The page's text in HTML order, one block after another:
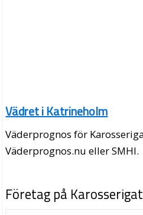
Vädret i Katrineholm
Väderprognos för
Väderprognos.nu eller SMHI.
Företag på